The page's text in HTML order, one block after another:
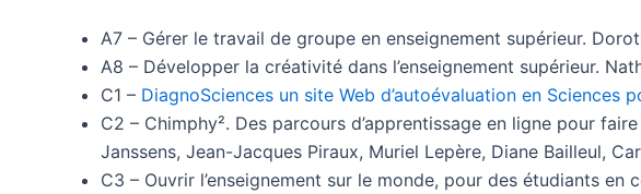
A7 – Gérer le travail de groupe en enseignement supérieur.
A8 – Développer la créativité dans l’enseignement supérieur.
C1 – DiagnoSciences un site Web d’autoévaluation en Sciences
C2 – Chimphy². Des parcours d’apprentissage en ligne pour
Janssens, Jean-Jacques Piraux, Muriel Lepère, Diane Bailleul,
C3 – Ouvrir l’enseignement sur le monde, pour des étudiants